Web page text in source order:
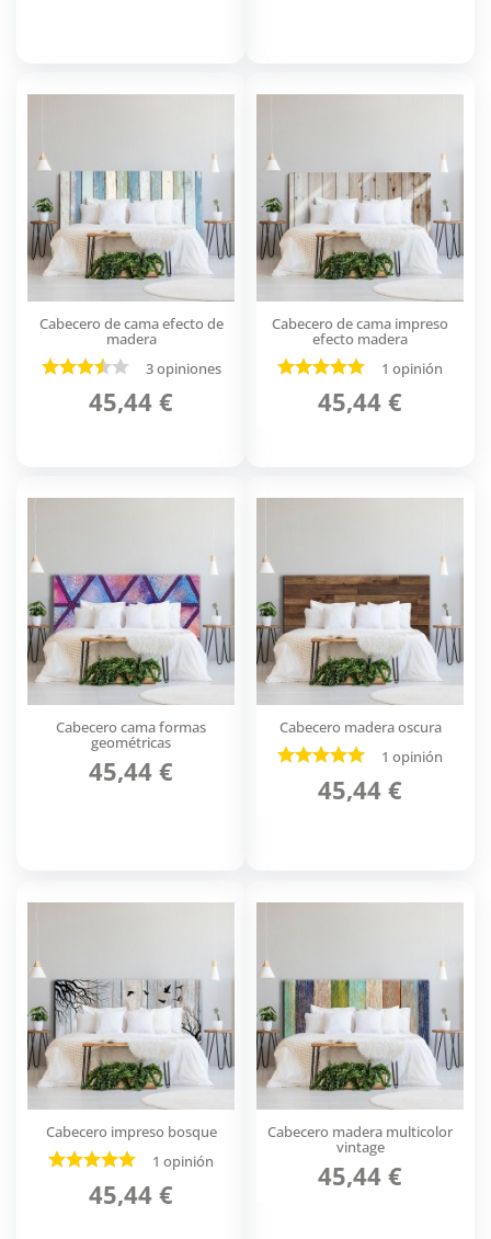
Cabecero de cama efecto de
madera
3 opiniones
45,44 €
Cabecero de cama impreso
efecto madera
1 opinión
45,44 €
Cabecero cama formas
geométricas
45,44 €
Cabecero madera oscura
1 opinión
45,44 €
Cabecero impreso bosque
1 opinión
45,44 €
Cabecero madera multicolor
vintage
45,44 €